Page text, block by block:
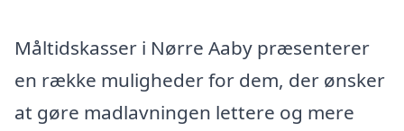
Måltidskasser i Nørre Aaby præsenterer
en række muligheder for dem, der ønsker
at gøre madlavningen lettere og mere